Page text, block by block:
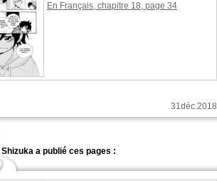
En Français, chapitre 18, page 34
31déc.2018
Shizuka a publié ces pages :